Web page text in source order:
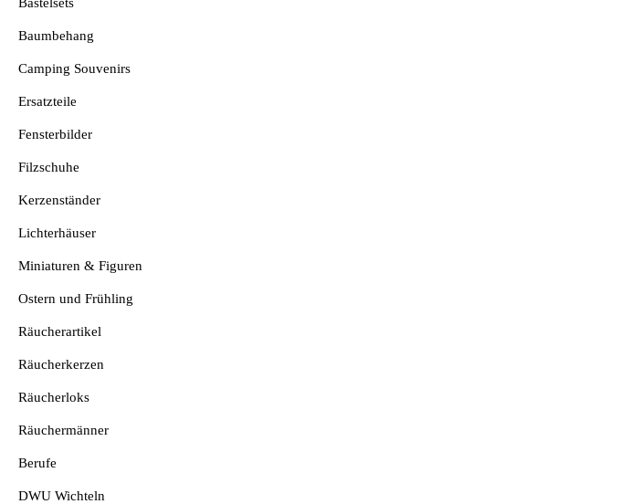
Baumbehang
Camping Souvenirs
Ersatzteile
Fensterbilder
Filzschuhe
Kerzenständer
Lichterhäuser
Miniaturen & Figuren
Ostern und Frühling
Räucherartikel
Räucherkerzen
Räucherloks
Räuchermänner
Berufe
DWU Wichteln